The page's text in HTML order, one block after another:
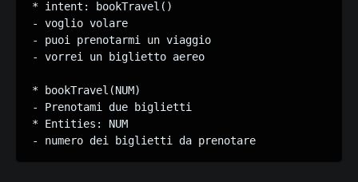
* intent: bookTravel()
- voglio volare
- puoi prenotarmi un viaggio
- vorrei un biglietto aereo
* bookTravel(NUM)
- Prenotami due biglietti
* Entities: NUM